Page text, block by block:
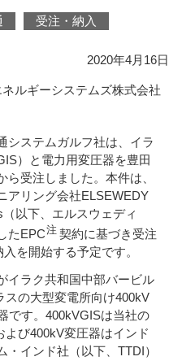
受注・納入
2020年4月16日
ルギーシステムズ株式会社
ステムガルフ社は、イラ
）と電力用変圧器を豊田
受注しました。本件は、
アリング会社ELSEWEDY
以下、エルスウェディ
たEPC注 契約に基づき受注
を開始する予定です。
イラク共和国中部バービル
スの大型変電所向け400kV
です。400kVGISは当社の
び400kV変圧器はインド
インド社（以下、TTDI）